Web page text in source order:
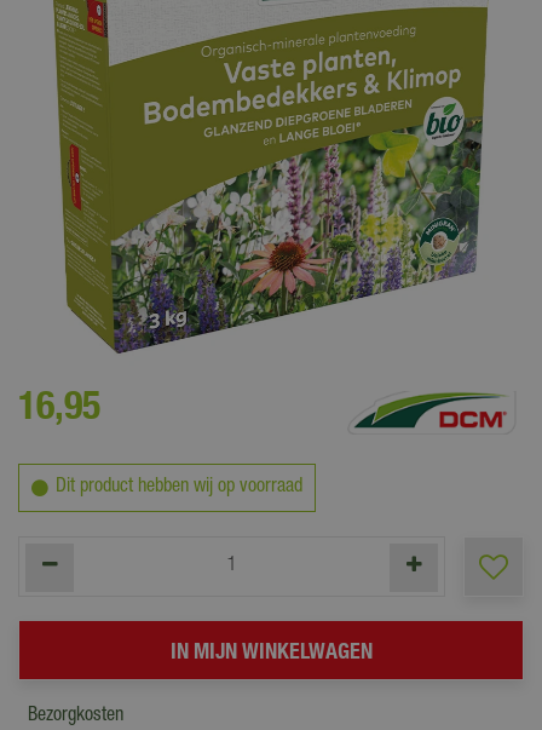
Voor het bemesten van vaste planten, klimop en bodembedekkers
16,95
Dit product hebben wij op voorraad
Bezorgkosten